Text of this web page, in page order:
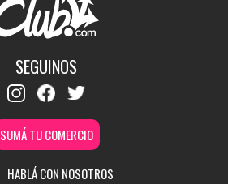
SEGUINOS
SUMÁ TU COMERCIO
HABLÁ CON NOSOTROS